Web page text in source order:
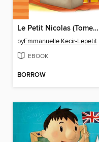
Le Petit Nicolas (Tome 31)--Oh, la honte !
byEmmanuelle Kecir-Lepetit
EBOOK
BORROW